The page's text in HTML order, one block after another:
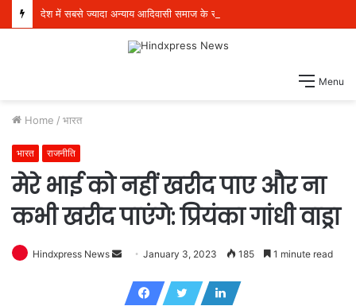
Menu
Home / भारत
भारत राजनीति
मेरे भाई को नहीं खरीद पाए और ना
कभी खरीद पाएंगे: प्रियंका गांधी वाड्रा
Hindxpress News January 3, 2023 185 1 minute read